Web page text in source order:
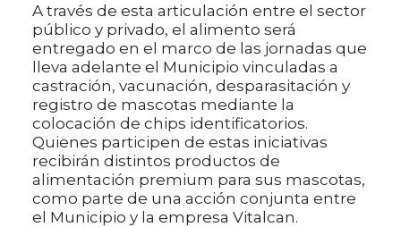
A través de esta articulación entre el sector
público y privado, el alimento será
entregado en el marco de las jornadas que
lleva adelante el Municipio vinculadas a
castración, vacunación, desparasitación y
registro de mascotas mediante la
colocación de chips identificatorios.
Quienes participen de estas iniciativas
recibirán distintos productos de
alimentación premium para sus mascotas,
como parte de una acción conjunta entre
el Municipio y la empresa Vitalcan.